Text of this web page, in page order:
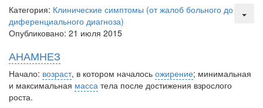
Местная анестезия развивает кардиотоксичность
тревожную статистику. Она
касаются увеличения риска
Категория: Клинические симптомы (от жалоб больного до
диференциального диагноза)
Опубликовано: 21 июля 2015
АНАМНЕЗ
Начало: возраст, в котором началось ожирение; минимальная
и макси­мальная масса тела после достижения взрослого
роста.